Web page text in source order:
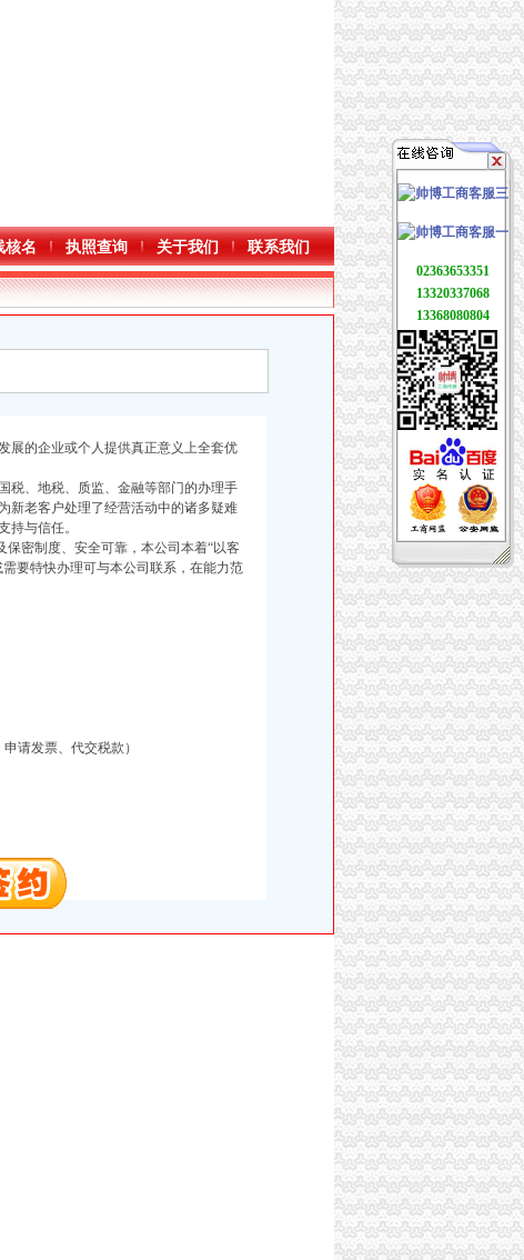
核名 执照查询 关于我们 联系我们
展的企业或个人提供真正意义上全套优
税、地税、质监、金融等部门的办理手
新老客户处理了经营活动中的诸多疑难
持与信任。
密制度、安全可靠，本公司本着“以客
要特快办理可与本公司联系，在能力范
请发票、代交税款）
02363653351
13320337068
13368080804